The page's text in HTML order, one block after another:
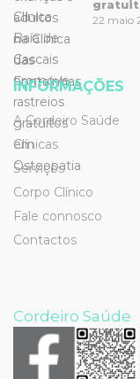
22 maio
INFORMAÇÕES
A Cordeiro Saúde
Clínicas
Serviços
Corpo Clínico
Fale connosco
Contactos
Cordeiro Saúde